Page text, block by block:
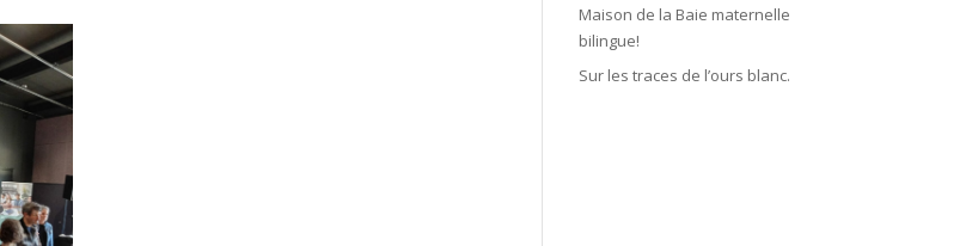
Maison de la Baie maternelle
bilingue!
Sur les traces de l’ours blanc.